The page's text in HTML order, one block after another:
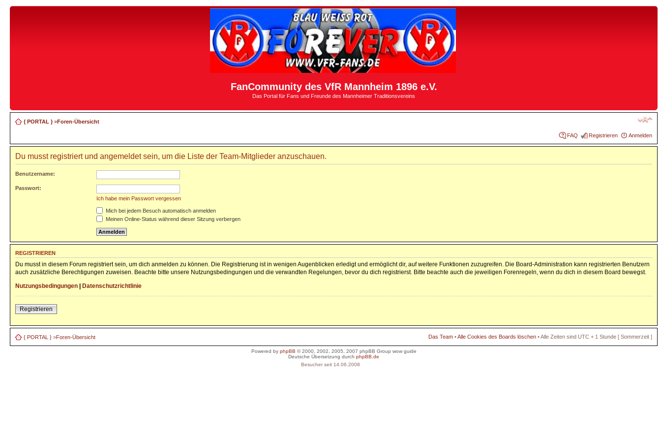
FanCommunity des VfR Mannheim 1896 e.V.
Das Portal für Fans und Freunde des Mannheimer Traditionsvereins
{ PORTAL }»Foren-Übersicht
FAQ Registrieren Anmelden
Du musst registriert und angemeldet sein, um die Liste der Team-Mitglieder anzuschauen.
Benutzername:
Passwort:
Ich habe mein Passwort vergessen
Mich bei jedem Besuch automatisch anmelden
Meinen Online-Status während dieser Sitzung verbergen
REGISTRIEREN
Du musst in diesem Forum registriert sein, um dich anmelden zu können. Die Registrierung ist in wenigen Augenblicken erledigt und ermöglicht dir, auf weitere Funktionen zuzugreifen. Die Board-Administration kann registrierten Benutzern
auch zusätzliche Berechtigungen zuweisen. Beachte bitte unsere Nutzungsbedingungen und die verwandten Regelungen, bevor du dich registrierst. Bitte beachte auch die jeweiligen Forenregeln, wenn du dich in diesem Board bewegst.
Nutzungsbedingungen
Datenschutzrichtlinie
Registrieren
{ PORTAL } »Foren-Übersicht Das Team •Alle Cookies des Boards löschen • Alle Zeiten sind UTC + 1 Stunde [ Sommerzeit ]
Powered by phpBB © 2000, 2002, 2005, 2007 phpBB Group wow guide
Deutsche Übersetzung durchphpBB.de
Besucher seit 14.06.2008